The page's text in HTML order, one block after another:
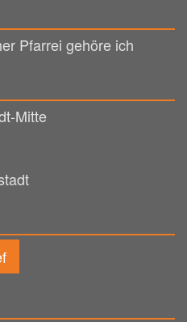
Pfarrei gehöre ich
Mitte